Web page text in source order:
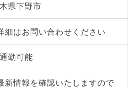
県下野市
細はお問い合わせください
勤可能
新情報を確認いたしますので